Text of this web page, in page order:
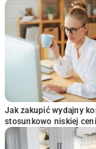
Jak zakupić wydajny
stosunkowo niskiej